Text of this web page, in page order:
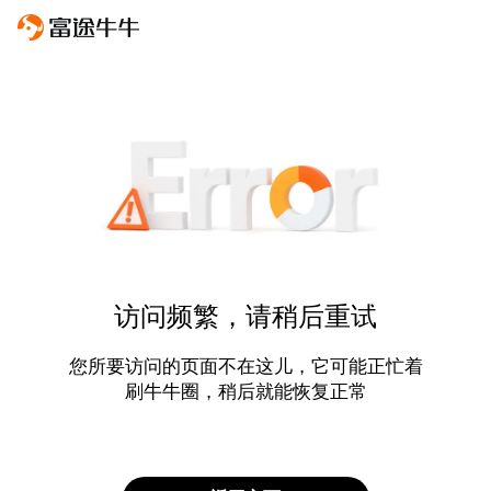
访问频繁，请稍后重试
您所要访问的页面不在这儿，它可能正忙着
刷牛牛圈，稍后就能恢复正常